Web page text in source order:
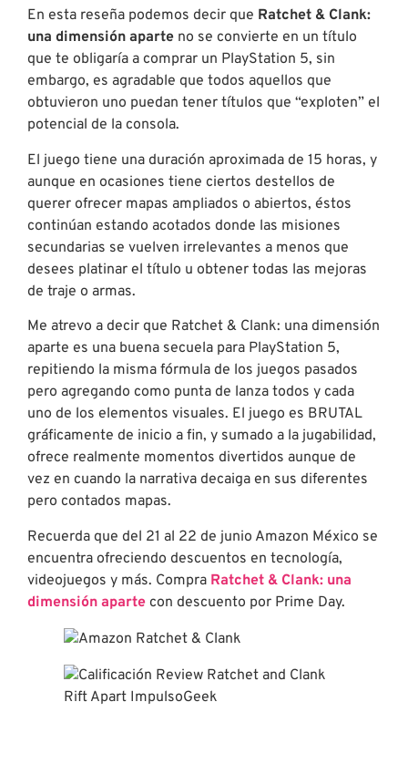
En esta reseña podemos decir que Ratchet & Clank:
una dimensión aparte no se convierte en un título
que te obligaría a comprar un PlayStation 5, sin
embargo, es agradable que todos aquellos que
obtuvieron uno puedan tener títulos que “exploten” el
potencial de la consola.
El juego tiene una duración aproximada de 15 horas, y
aunque en ocasiones tiene ciertos destellos de
querer ofrecer mapas ampliados o abiertos, éstos
continúan estando acotados donde las misiones
secundarias se vuelven irrelevantes a menos que
desees platinar el título u obtener todas las mejoras
de traje o armas.
Me atrevo a decir que Ratchet & Clank: una dimensión
aparte es una buena secuela para PlayStation 5,
repitiendo la misma fórmula de los juegos pasados
pero agregando como punta de lanza todos y cada
uno de los elementos visuales. El juego es BRUTAL
gráficamente de inicio a fin, y sumado a la jugabilidad,
ofrece realmente momentos divertidos aunque de
vez en cuando la narrativa decaiga en sus diferentes
pero contados mapas.
Recuerda que del 21 al 22 de junio Amazon México se
encuentra ofreciendo descuentos en tecnología,
videojuegos y más. Compra Ratchet & Clank: una
dimensión aparte con descuento por Prime Day.